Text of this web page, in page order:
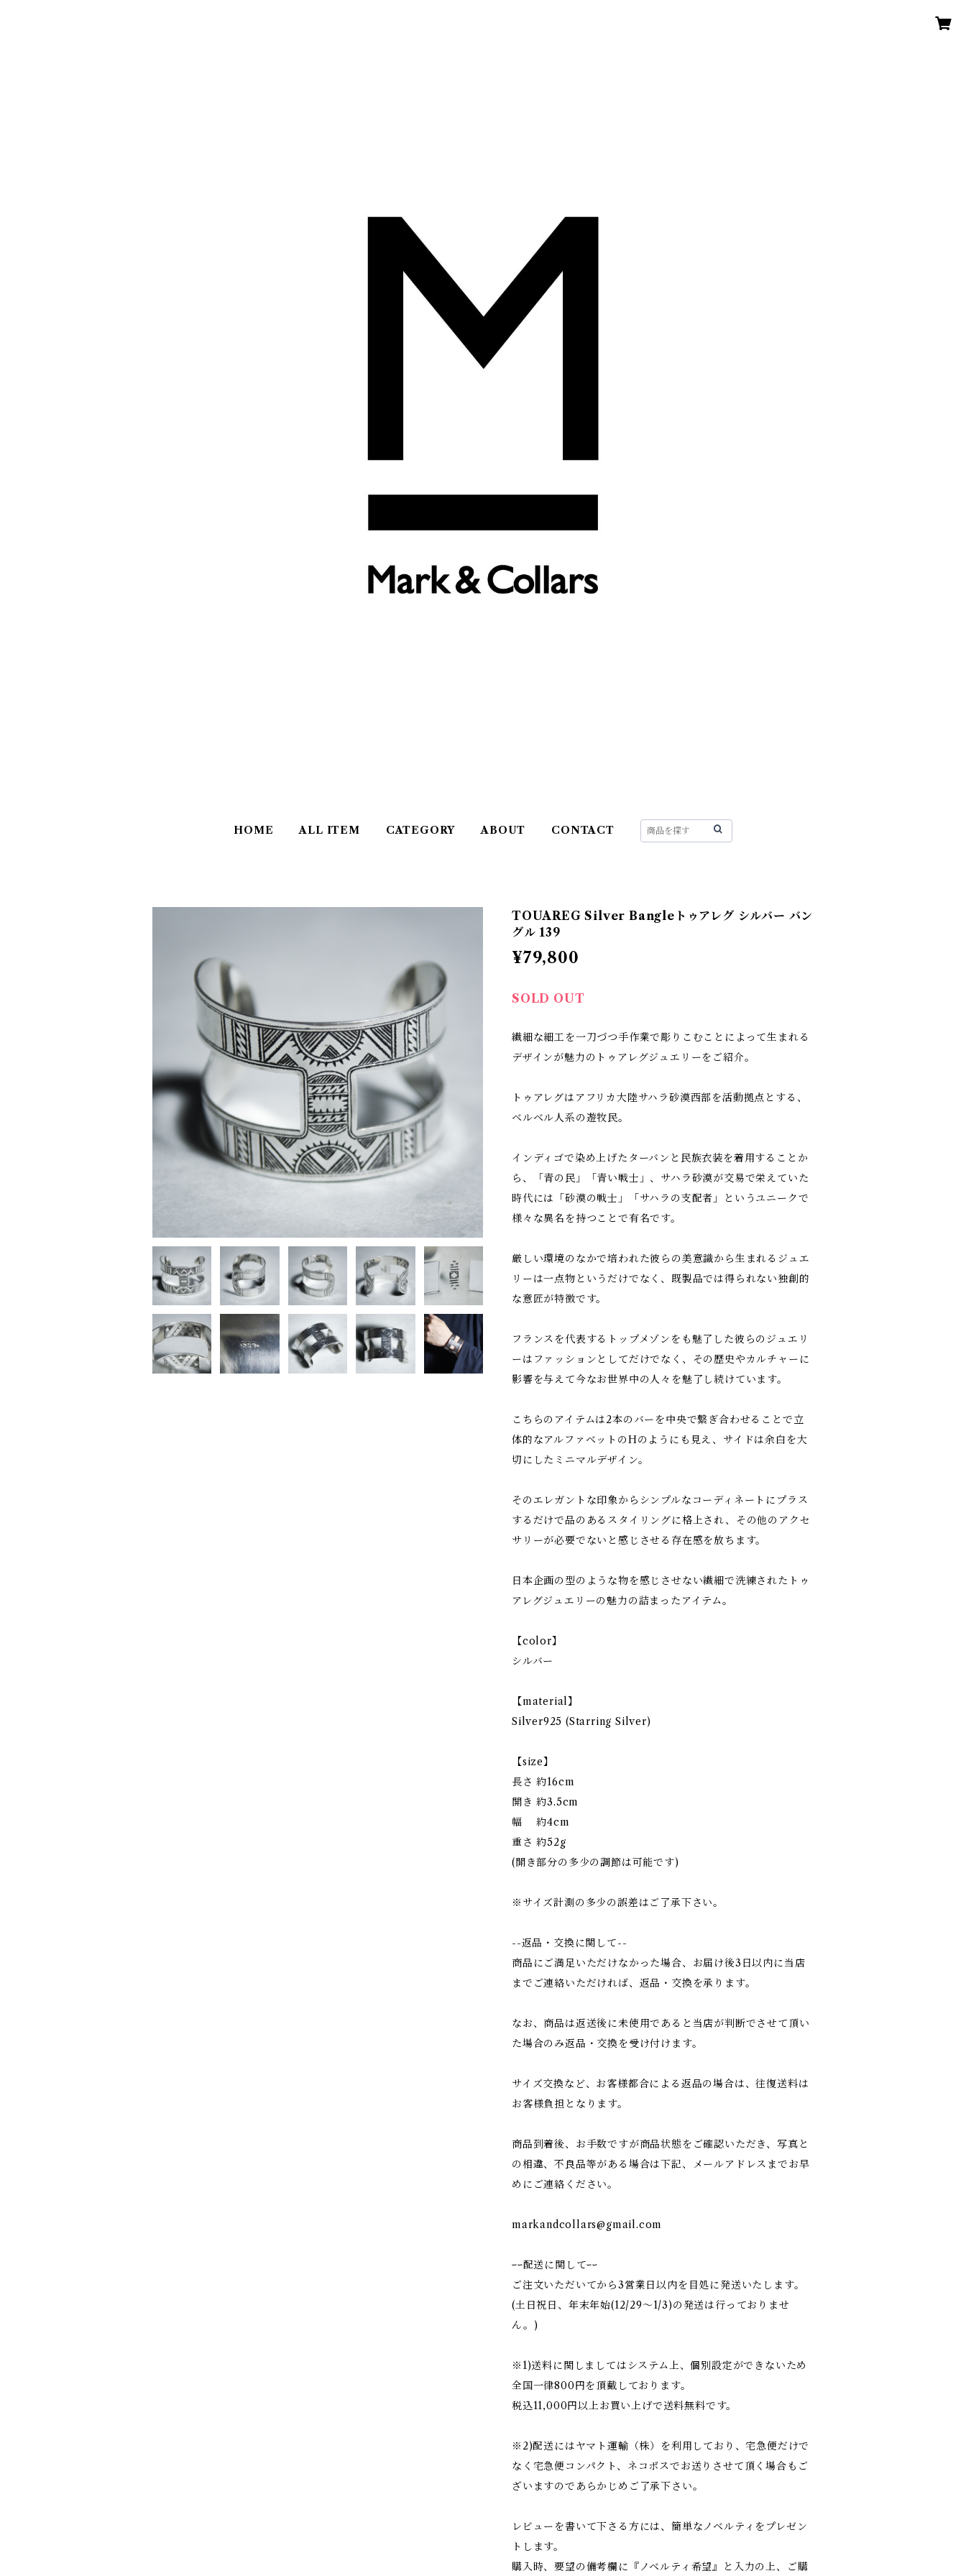
HOME ALL ITEM CATEGORY ABOUT CONTACT
TOUAREG Silver Bangleトゥアレグ シルバー バン
グル 139
¥79,800
SOLD OUT
繊細な細工を一刀づつ手作業で彫りこむことによって生まれる
デザインが魅力のトゥアレグジュエリーをご紹介。
トゥアレグはアフリカ大陸サハラ砂漠西部を活動拠点とする、
ベルベル人系の遊牧民。
インディゴで染め上げたターバンと民族衣装を着用することか
ら、「青の民」「青い戦士」、サハラ砂漠が交易で栄えていた
時代には「砂漠の戦士」「サハラの支配者」というユニークで
様々な異名を持つことで有名です。
厳しい環境のなかで培われた彼らの美意識から生まれるジュエ
リーは一点物というだけでなく、既製品では得られない独創的
な意匠が特徴です。
フランスを代表するトップメゾンをも魅了した彼らのジュエリ
ーはファッションとしてだけでなく、その歴史やカルチャーに
影響を与えて今なお世界中の人々を魅了し続けています。
こちらのアイテムは2本のバーを中央で繋ぎ合わせることで立
体的なアルファベットのHのようにも見え、サイドは余白を大
切にしたミニマルデザイン。
そのエレガントな印象からシンプルなコーディネートにプラス
するだけで品のあるスタイリングに格上され、その他のアクセ
サリーが必要でないと感じさせる存在感を放ちます。
日本企画の型のような物を感じさせない繊細で洗練されたトゥ
アレグジュエリーの魅力の詰まったアイテム。
【color】
シルバー
【material】
Silver925 (Starring Silver)
【size】
長さ 約16cm
開き 約3.5cm
幅 約4cm
重さ 約52g
(開き部分の多少の調節は可能です)
※サイズ計測の多少の誤差はご了承下さい。
--返品・交換に関して--
商品にご満足いただけなかった場合、お届け後3日以内に当店
までご連絡いただければ、返品・交換を承ります。
なお、商品は返送後に未使用であると当店が判断でさせて頂い
た場合のみ返品・交換を受け付けます。
サイズ交換など、お客様都合による返品の場合は、往復送料は
お客様負担となります。
商品到着後、お手数ですが商品状態をご確認いただき、写真と
の相違、不良品等がある場合は下記、メールアドレスまでお早
めにご連絡ください。
markandcollars@gmail.com
ｰｰ配送に関してｰｰ
ご注文いただいてから3営業日以内を目処に発送いたします。
(土日祝日、年末年始(12/29〜1/3)の発送は行っておりませ
ん。)
※1)送料に関しましてはシステム上、個別設定ができないため
全国一律800円を頂戴しております。
税込11,000円以上お買い上げで送料無料です。
※2)配送にはヤマト運輸（株）を利用しており、宅急便だけで
なく宅急便コンパクト、ネコポスでお送りさせて頂く場合もご
ざいますのであらかじめご了承下さい。
レビューを書いて下さる方には、簡単なノベルティをプレゼン
トします。
購入時、要望の備考欄に『ノベルティ希望』と入力の上、ご購